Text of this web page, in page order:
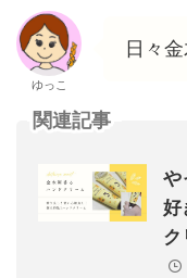
ゆっこ
日々
関連記事
や
好
ク